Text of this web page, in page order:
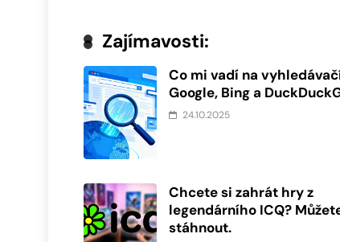
Zajímavosti:
Co mi vadí na
Google, Bing a
24.10.2025
Chcete si zahrát hry z
legendárního ICQ?
stáhnout.